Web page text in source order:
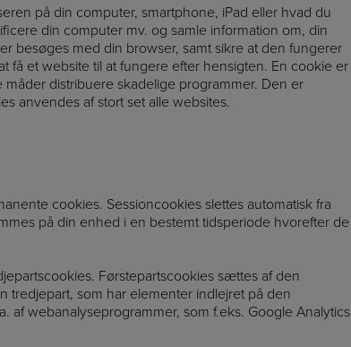
på din computer, smartphone, iPad eller hvad du
din computer mv. og samle information om, din
besøges med din browser, samt sikre at den fungerer
et website til at fungere efter hensigten. En cookie er
distribuere skadelige programmer. Den er
anvendes af stort set alle websites.
cookies. Sessioncookies slettes automatisk fra
på din enhed i en bestemt tidsperiode hvorefter de
Førstepartscookies sættes af den
som har elementer indlejret på den
webanalyseprogrammer, som f.eks. Google Analytics